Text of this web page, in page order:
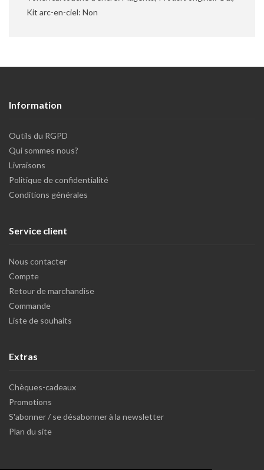
Kit arc-en-ciel: Non
Information
Outils du RGPD
Qui sommes nous?
Livraisons
Politique de confidentialité
Conditions générales
Service client
Nous contacter
Compte
Retour de marchandise
Commande
Liste de souhaits
Extras
Chèques-cadeaux
Promotions
S'abonner / se désabonner à la newsletter
Plan du site